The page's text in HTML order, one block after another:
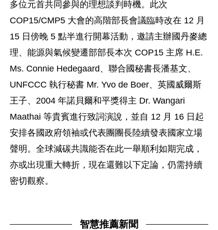
多位元首共同參與的理想談判時機。此次
COP15/CMP5 大會的高階部長會議臨時改在 12 月
15 日傍晚 5 點半進行開幕活動，邀請主辦國丹麥總
理、能源與氣候變遷部部長本次 COP15 主席 H.E.
Ms. Connie Hedegaard、聯合國秘書長潘基文、
UNFCCC 執行秘書 Mr. Yvo de Boer、英國威爾斯
王子、2004 年諾貝爾和平獎得主 Dr. Wangari
Maathai 等貴賓進行致詞演說，並自 12 月 16 日起
安排各國政府領袖或代表團團長陸續發表國家立場
聲明。全球減碳共識能否在此一舉順利如期完成，
亦或出現重大轉折，現在還難以下定論，仍需持續
密切觀察。
智慧推薦新聞